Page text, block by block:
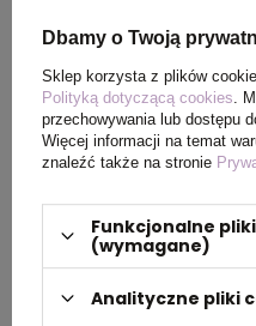
PAKOWANIE
Wymiary
zewnętrznego
Waga
kartonu
Dbamy o Twoją
Sklep korzysta z plików
Polityką dotyczącą cookies .
przechowywania lub dostępu
Więcej informacji na temat
znaleźć także na stronie
Funkcjonalne
(wymagane)
Analityczne pliki